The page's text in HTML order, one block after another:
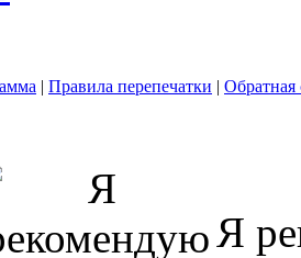
| Правила перепечатки | Обратная
Я